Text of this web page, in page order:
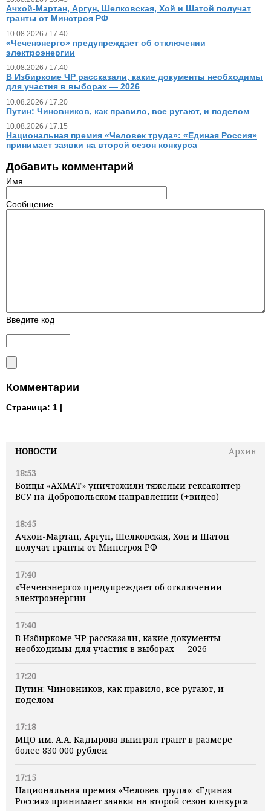
НОВОСТИ
Архив
18:53
Бойцы «АХМАТ» уничтожили тяжелый гексакоптер
ВСУ на Добропольском направлении (+видео)
18:45
Ачхой-Мартан, Аргун, Шелковская, Хой и Шатой
получат гранты от Минстроя РФ
17:40
«Чеченэнерго» предупреждает об отключении
электроэнергии
17:40
В Избиркоме ЧР рассказали, какие документы
необходимы для участия в выборах — 2026
17:20
Путин: Чиновников, как правило, все ругают, и
поделом
17:18
МЦО им. А.А. Кадырова выиграл грант в размере
более 830 000 рублей
17:15
Национальная премия «Человек труда»: «Единая
Россия» принимает заявки на второй сезон конкурса
Ачхой-Мартан, Аргун, Шелковская, Хой и Шатой получат
гранты от Минстроя РФ
10.08.2026 / 17.40
«Чеченэнерго» предупреждает об отключении
электроэнергии
10.08.2026 / 17.40
В Избиркоме ЧР рассказали, какие документы необходимы
для участия в выборах — 2026
10.08.2026 / 17.20
Путин: Чиновников, как правило, все ругают, и поделом
10.08.2026 / 17.15
Национальная премия «Человек труда»: «Единая Россия»
принимает заявки на второй сезон конкурса
Добавить комментарий
Имя
Сообщение
Введите код
Комментарии
Страница: 1 |